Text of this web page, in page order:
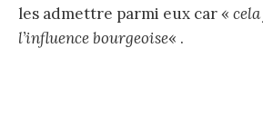
les admettre parmi eux car «
l’influence bourgeoise« .